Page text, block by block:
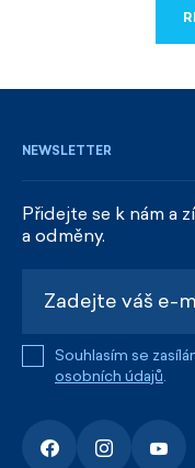
NEWSLETTER
Přidejte se k nám a
a odměny.
Souhlasím se
osobních údajů.